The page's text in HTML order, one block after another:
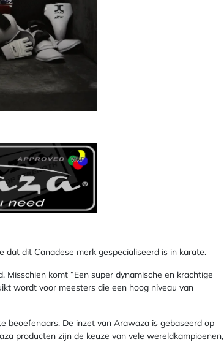
dit Canadese merk gespecialiseerd is in karate.
komt “Een super dynamische en krachtige
wordt voor meesters die een hoog niveau van
beoefenaars. De inzet van Arawaza is gebaseerd op
producten zijn de keuze van vele wereldkampioenen,